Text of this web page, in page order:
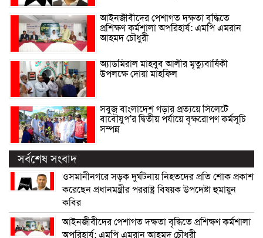
আইনজীবীদের পেশাগত দক্ষতা বৃদ্ধিতে
প্রশিক্ষণ কর্মশালা অপরিহার্য: এমপি এমরান
আহমদ চৌধুরী
অ্যাডমিরাল মাহবুব আলীর মৃত্যুবার্ষিকী
উপলক্ষে দোয়া মাহফিল
সবুজ বাংলাদেশ গড়ার প্রত্যয়ে সিলেটে
বাবৌযুপ’র দ্বিতীয় পর্যায়ে বৃক্ষরোপণ কর্মসূচি
সম্পন্ন
সর্বশেষ সংবাদ
ওসমানীনগরে সড়ক দুর্ঘটনায় নিহতদের প্রতি শোক প্রকাশ
করেছেন প্রধানমন্ত্রীর পররাষ্ট্র বিষয়ক উপদেষ্টা হুমায়ুন
কবির
আইনজীবীদের পেশাগত দক্ষতা বৃদ্ধিতে প্রশিক্ষণ কর্মশালা
অপরিহার্য: এমপি এমরান আহমদ চৌধুরী